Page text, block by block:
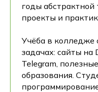
годы
проекты и
Учёба в колледже
задачах: сайты на
Telegram,
образования.